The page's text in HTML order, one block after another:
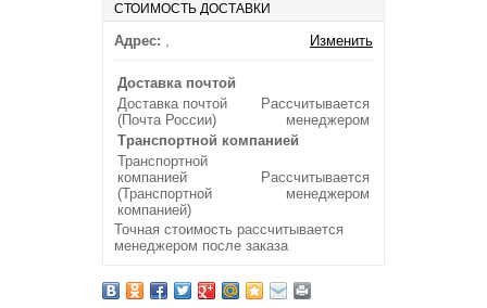
СТОИМОСТЬ ДОСТАВКИ
Адрес: , Изменить
Доставка почтой
Доставка почтой
(Почта России)
Рассчитывается
менеджером
Транспортной компанией
Транспортной
компанией
(Транспортной
компанией)
Рассчитывается
менеджером
Точная стоимость рассчитывается
менеджером после заказа